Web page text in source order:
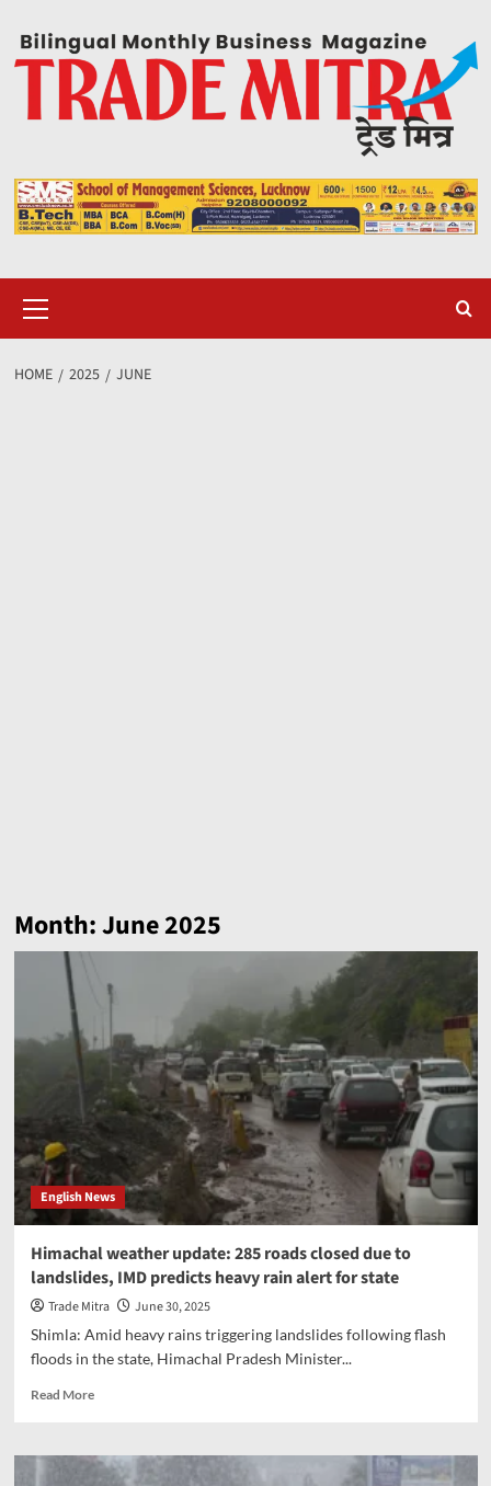
content
Menu
HOME 2025 JUNE
Month:June 2025
English News
Himachal weather update: 285 roads closed due to
landslides, IMD predicts heavy rain alert for state
Trade Mitra
June 30, 2025
Shimla: Amid heavy rains triggering landslides following flash
floods in the state, Himachal Pradesh Minister...
Read MoreRead
Himachal
weather